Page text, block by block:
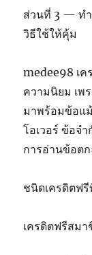
ส่วนที่ 3 — ท
วิธีใช้ให้คุ้ม
medee98 เค
ความนิยม เพ
มาพร้อมข้อแม้
โอเวอร์ ข้อจ
การอ่านข้อต
ชนิดเครดิตฟ
เครดิตฟรีสม